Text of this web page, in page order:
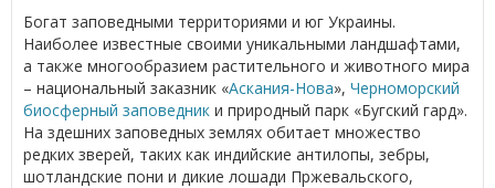
Богат заповедными территориями и юг Украины.
Наиболее известные своими уникальными ландшафтами,
а также многообразием растительного и животного мира
– национальный заказник «Аскания-Нова», Черноморский
биосферный заповедник и природный парк «Бугский гард».
На здешних заповедных землях обитает множество
редких зверей, таких как индийские антилопы, зебры,
шотландские пони и дикие лошади Пржевальского,